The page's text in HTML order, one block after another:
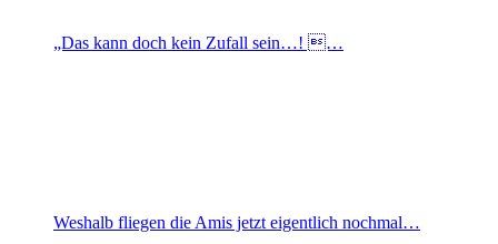
„Das kann doch kein Zufall sein…! …
Weshalb fliegen die Amis jetzt eigentlich nochmal…